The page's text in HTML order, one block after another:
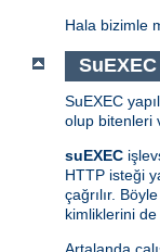
Hala bizimle
SuEXEC
olup bitenleri
suEXEC
HTTP isteği
çağrılır.
kimliklerini de